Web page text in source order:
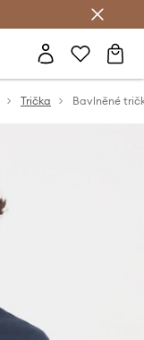
Trička Bavlněné